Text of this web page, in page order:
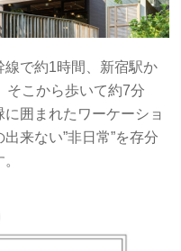
で約1時間、新宿駅か
そこから歩いて約7分
に囲まれたワーケーショ
来ない”非日常”を存分